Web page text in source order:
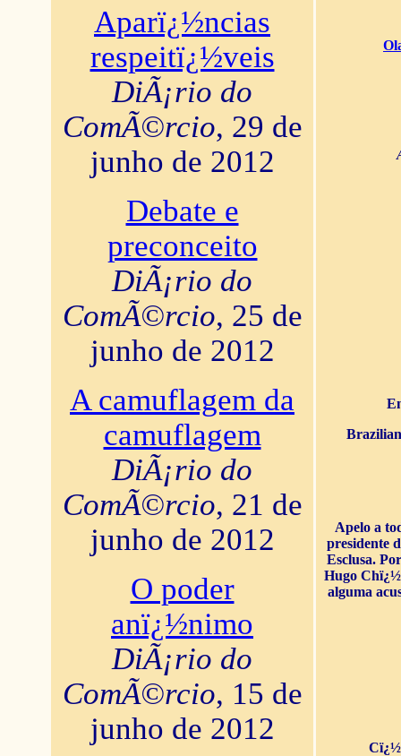
Aparï¿½ncias
respeitï¿½veis
DiÃ¡rio do
ComÃ©rcio, 29 de
junho de 2012
Debate e
preconceito
DiÃ¡rio do
ComÃ©rcio, 25 de
junho de 2012
A camuflagem da
camuflagem
DiÃ¡rio do
ComÃ©rcio, 21 de
junho de 2012
O poder
anï¿½nimo
DiÃ¡rio do
ComÃ©rcio, 15 de
junho de 2012
Apelo a
presidente
Esclusa.
Hugo
alguma